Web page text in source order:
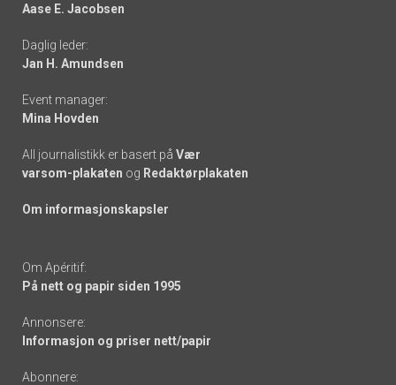
-
links
Aase E. Jacobsen
Daglig leder:
Jan H. Amundsen
Event manager:
Mina Hovden
All journalistikk er basert på Vær
varsom-plakaten og Redaktørplakaten
Om informasjonskapsler
Om Apéritif:
På nett og papir siden 1995
Annonsere:
Informasjon og priser nett/papir
Abonnere: